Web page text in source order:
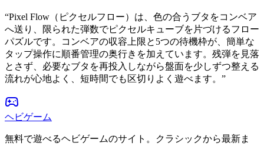
“Pixel Flow（ピクセルフロー）は、色の合うブタをコンベア
へ送り、限られた弾数でピクセルキューブを片づけるフロー
パズルです。コンベアの収容上限と5つの待機枠が、簡単な
タップ操作に順番管理の奥行きを加えています。残弾を見落
とさず、必要なブタを再投入しながら盤面を少しずつ整える
流れが心地よく、短時間でも区切りよく遊べます。 ”
ヘビゲーム
無料で遊べるヘビゲームのサイト。クラシックから最新ま